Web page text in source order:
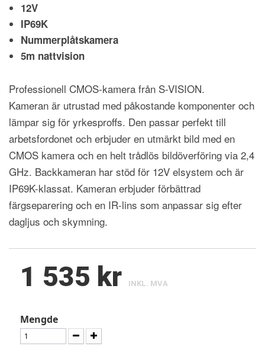
12V
IP69K
Nummerplåtskamera
5m nattvision
Professionell CMOS-kamera från S-VISION.
Kameran är utrustad med påkostande komponenter och
lämpar sig för yrkesproffs. Den passar perfekt till
arbetsfordonet och erbjuder en utmärkt bild med en
CMOS kamera och en helt trådlös bildöverföring via 2,4
GHz. Backkameran har stöd för 12V elsystem och är
IP69K-klassat. Kameran erbjuder förbättrad
färgseparering och en IR-lins som anpassar sig efter
dagljus och skymning.
1 535 kr INKL. MVA
Mengde